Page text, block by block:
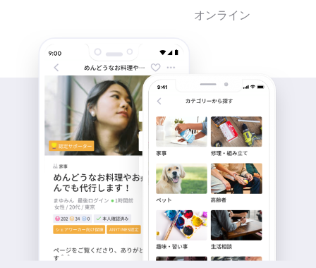
オンライン